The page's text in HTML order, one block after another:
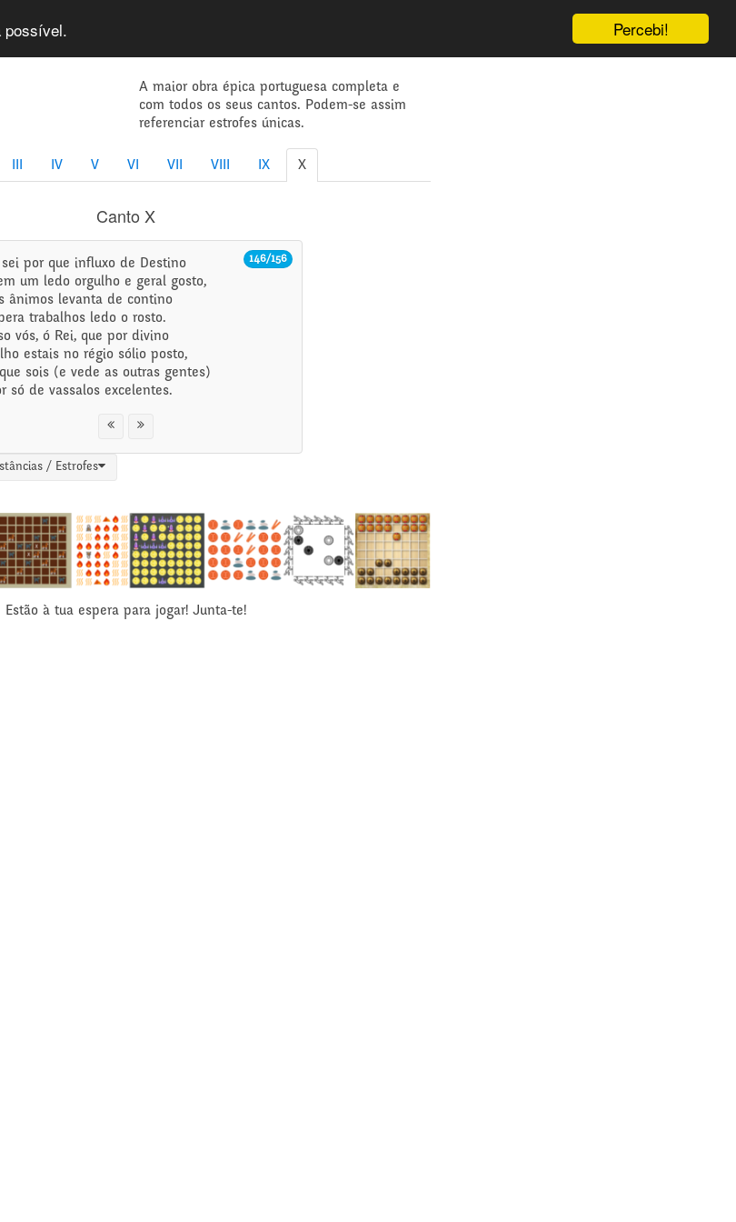
Percebi!
possível.
A maior obra épica portuguesa completa e
com todos os seus cantos. Podem-se assim
referenciar estrofes únicas.
IV V VI VII VIII IX X
Canto X
146/156
sei por que influxo de Destino
um ledo orgulho e geral gosto,
ânimos levanta de contino
trabalhos ledo o rosto.
vós, ó Rei, que por divino
estais no régio sólio posto,
sois (e vede as outras gentes)
só de vassalos excelentes.
/ Estrofes
Estão à tua espera para jogar! Junta-te!